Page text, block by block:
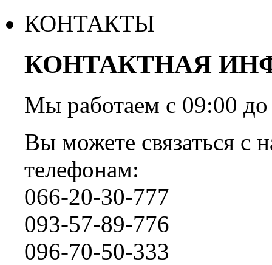
КОНТАКТЫ
КОНТАКТНАЯ
Мы работаем с 09:00
Вы можете связаться с
телефонам:
066-20-30-777
093-57-89-776
096-70-50-333